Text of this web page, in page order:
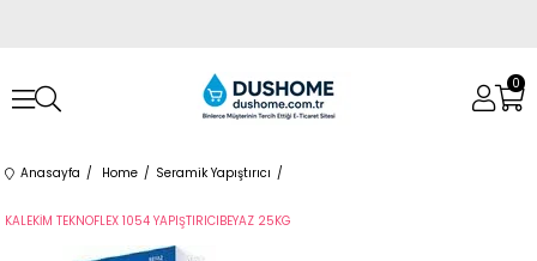
0
Anasayfa Home Seramik Yapıştırıcı
KALEKİM TEKNOFLEX 1054 YAPIŞTIRICIBEYAZ 25KG